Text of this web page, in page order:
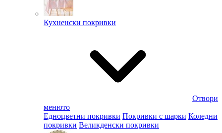
Кухненски покривки
Отвори
менюто
Едноцветни покривки Покривки с шарки Коледни
покривки Великденски покривки